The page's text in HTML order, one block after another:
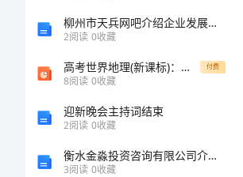
典】
柳州市天兵网吧介绍企业发展分析报告
2阅读 0收藏
高考世界地理(新课标)：欧洲西部复习课件(26张ppt) PPT课件 付费
8阅读 0收藏
迎新晚会主持词结束
2阅读 0收藏
衡水金淼投资咨询有限公司介绍企业发展分析报告
3阅读 0收藏